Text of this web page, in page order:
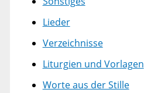
Lieder
Verzeichnisse
Liturgien und Vorlagen
Worte aus der Stille